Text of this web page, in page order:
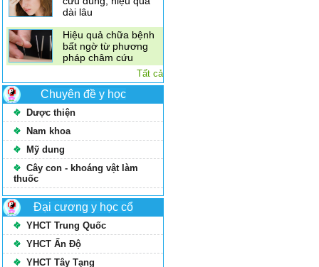
dài lâu
Hiệu quả chữa bệnh
bất ngờ từ phương
pháp châm cứu
Tất cả
Chuyên đề y học
Dược thiện
Nam khoa
Mỹ dung
Cây con - khoáng vật làm
thuốc
Đại cương y học cổ
YHCT Trung Quốc
YHCT Ấn Độ
YHCT Tây Tạng